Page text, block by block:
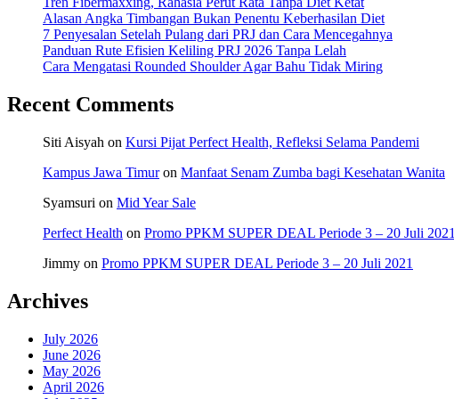
Alasan Angka Timbangan Bukan Penentu Keberhasilan Diet
7 Penyesalan Setelah Pulang dari PRJ dan Cara Mencegahnya
Panduan Rute Efisien Keliling PRJ 2026 Tanpa Lelah
Cara Mengatasi Rounded Shoulder Agar Bahu Tidak Miring
Recent Comments
Siti Aisyah on Kursi Pijat Perfect Health, Refleksi Selama Pandemi
Kampus Jawa Timuron Manfaat Senam Zumba bagi Kesehatan Wanita
Syamsuri on Mid Year Sale
Perfect Health on Promo PPKM SUPER DEAL Periode 3 – 20 Juli 2021
Jimmy on Promo PPKM SUPER DEAL Periode 3 – 20 Juli 2021
Archives
July 2026
June 2026
May 2026
April 2026